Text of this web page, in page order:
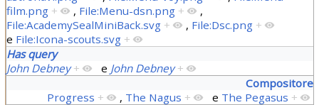
film.png + , File:Menu-dsn.png +
,
File:AcademySealMiniBack.svg + , File:Dsc.png +
e File:Icona-scouts.svg +
Has query
John Debney + e John Debney +
Compositore
Progress + , The Nagus + e The Pegasus +